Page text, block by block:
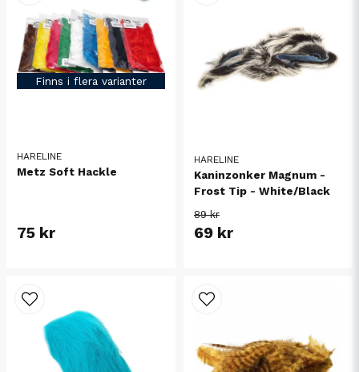
Finns i flera varianter
HARELINE
Metz Soft Hackle
75 kr
HARELINE
Kaninzonker Magnum -
Frost Tip - White/Black
89 kr
69 kr